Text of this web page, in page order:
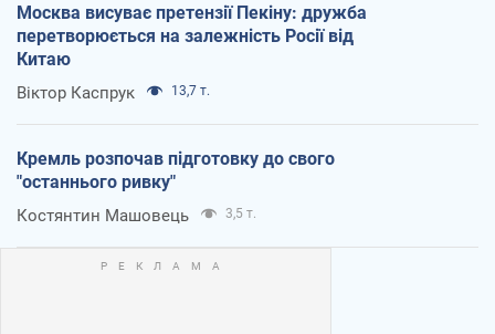
Москва висуває претензії Пекіну: дружба
перетворюється на залежність Росії від
Китаю
Віктор Каспрук 13,7 т.
Кремль розпочав підготовку до свого
"останнього ривку"
Костянтин Машовець 3,5 т.